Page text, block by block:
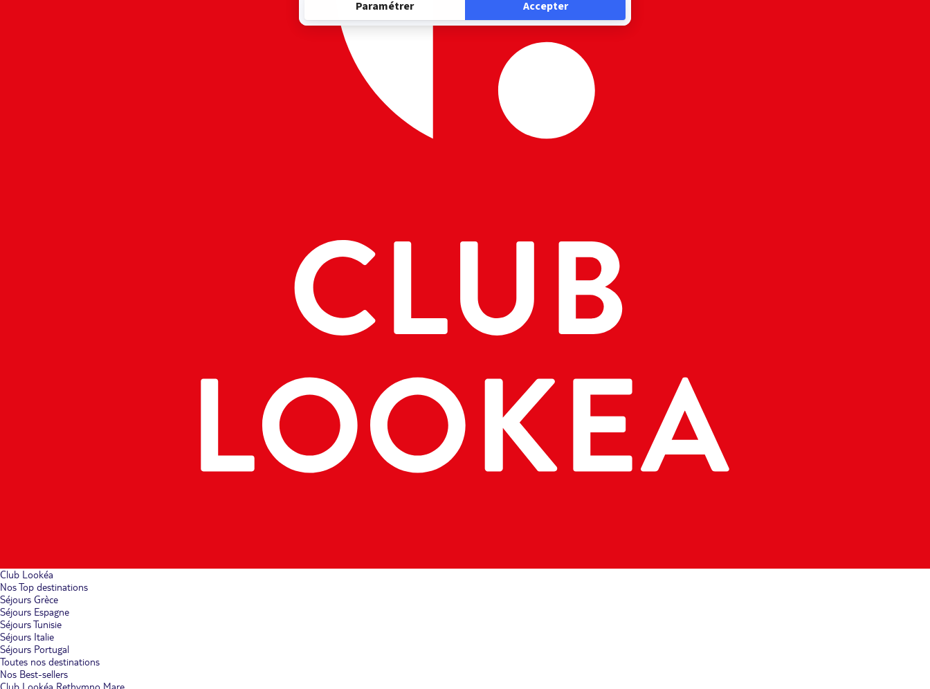
Club Lookéa
Nos Top destinations
Séjours Grèce
Séjours Espagne
Séjours Tunisie
Séjours Italie
Séjours Portugal
Toutes nos destinations
Nos Best-sellers